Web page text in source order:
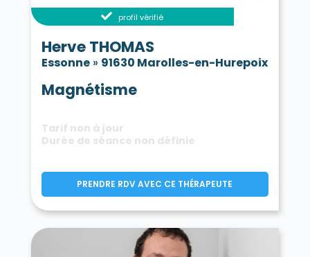
profil vérifié
Herve THOMAS
Essonne» 91630 Marolles-en-Hurepoix
Magnétisme
Tarif non à jour
Durée de séance non définie
PRENDRE RDV AVEC CE THÉRAPEUTE